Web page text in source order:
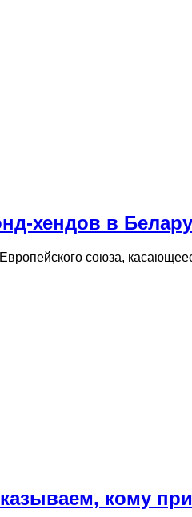
хендов в
союза,
кому